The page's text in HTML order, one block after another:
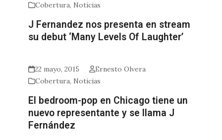
Cobertura, Noticias
J Fernandez nos presenta en stream
su debut ‘Many Levels Of Laughter’
22 mayo, 2015
Ernesto Olvera
Cobertura, Noticias
El bedroom-pop en Chicago tiene un
nuevo representante y se llama J
Fernández